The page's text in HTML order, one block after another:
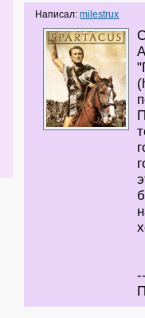
Написал:milestrux